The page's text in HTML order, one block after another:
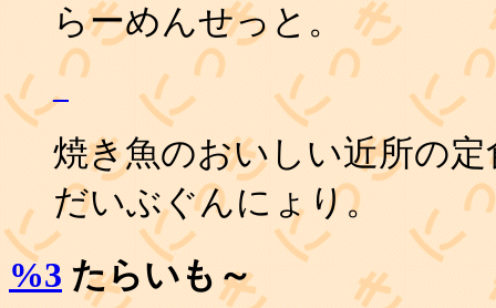
らーめんせっと。
_
焼き魚のおいしい近所の
だいぶぐんにょり。
%3 たらいも～